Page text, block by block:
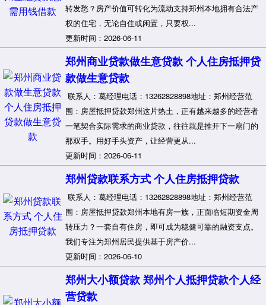
转发愁？房产价值可转化为流动支持郑州本地拥有合法产
权的住宅，无论自住或闲置，只要权...
更新时间：2026-06-11
郑州商业贷款做生意贷款 个人住房抵押贷
款做生意贷款
联系人：葛经理电话：13262828898地址：郑州经营范
围：房屋抵押贷款郑州这片热土，正有越来越多的经营者
一笔契合实际需求的商业贷款，往往就是推开下一扇门的
那双手。用好手头资产，让经营更从...
更新时间：2026-06-11
郑州贷款联系方式 个人住房抵押贷款
联系人：葛经理电话：13262828898地址：郑州经营范
围：房屋抵押贷款郑州本地有房一族，正面临短期资金周
转压力？一套自有住房，即可成为稳健可靠的融资支点。
我们专注为郑州居民提供基于房产价...
更新时间：2026-06-10
郑州大小额贷款 郑州个人抵押贷款个人经
营贷款